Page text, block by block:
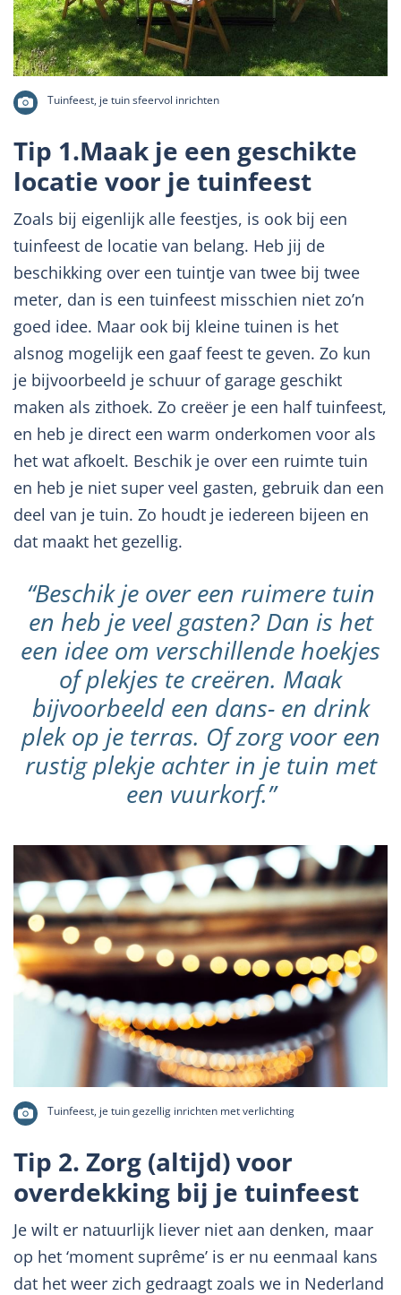
Tuinfeest, je tuin sfeervol inrichten
Tip 1.Maak je een geschikte
locatie voor je tuinfeest
Zoals bij eigenlijk alle feestjes, is ook bij een
tuinfeest de locatie van belang. Heb jij de
beschikking over een tuintje van twee bij twee
meter, dan is een tuinfeest misschien niet zo’n
goed idee. Maar ook bij kleine tuinen is het
alsnog mogelijk een gaaf feest te geven. Zo kun
je bijvoorbeeld je schuur of garage geschikt
maken als zithoek. Zo creëer je een half tuinfeest,
en heb je direct een warm onderkomen voor als
het wat afkoelt. Beschik je over een ruimte tuin
en heb je niet super veel gasten, gebruik dan een
deel van je tuin. Zo houdt je iedereen bijeen en
dat maakt het gezellig.
“Beschik je over een ruimere tuin
en heb je veel gasten? Dan is het
een idee om verschillende hoekjes
of plekjes te creëren. Maak
bijvoorbeeld een dans- en drink
plek op je terras. Of zorg voor een
rustig plekje achter in je tuin met
een vuurkorf.”
Tuinfeest, je tuin gezellig inrichten met verlichting
Tip 2. Zorg (altijd) voor
overdekking bij je tuinfeest
Je wilt er natuurlijk liever niet aan denken, maar
op het ‘moment suprême’ is er nu eenmaal kans
dat het weer zich gedraagt zoals we in Nederland